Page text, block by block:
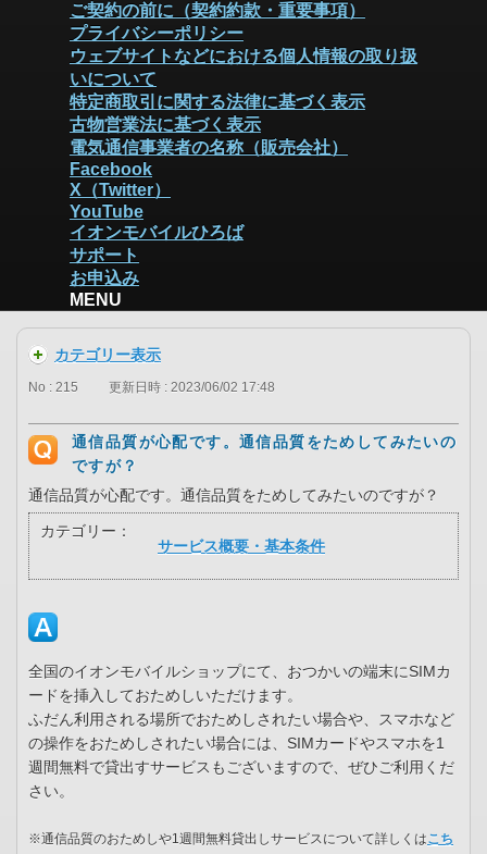
ご契約の前に（契約約款・重要事項）
プライバシーポリシー
ウェブサイトなどにおける個人情報の取り扱
いについて
特定商取引に関する法律に基づく表示
古物営業法に基づく表示
電気通信事業者の名称（販売会社）
Facebook
X（Twitter）
YouTube
イオンモバイルひろば
サポート
お申込み
MENU
カテゴリー表示
No : 215 更新日時 : 2023/06/02 17:48
通信品質が心配です。通信品質をためしてみたいの
ですが？
通信品質が心配です。通信品質をためしてみたいのですが？
カテゴリー：
サービス概要・基本条件
全国のイオンモバイルショップにて、おつかいの端末にSIMカ
ードを挿入しておためしいただけます。
ふだん利用される場所でおためしされたい場合や、スマホなど
の操作をおためしされたい場合には、SIMカードやスマホを1
週間無料で貸出すサービスもございますので、ぜひご利用くだ
さい。
※通信品質のおためしや1週間無料貸出しサービスについて詳しくはこち